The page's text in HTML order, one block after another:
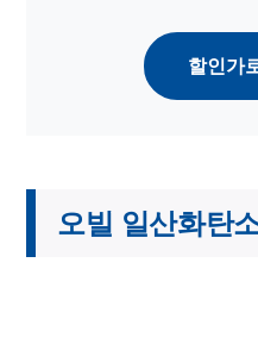
할인가
오빌 일산화탄